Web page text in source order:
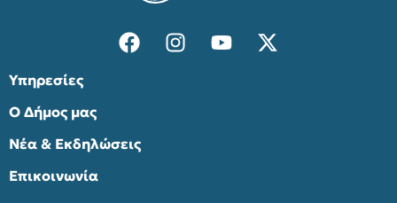
Υπηρεσίες
Ο Δήμος μας
Νέα & Εκδηλώσεις
Επικοινωνία